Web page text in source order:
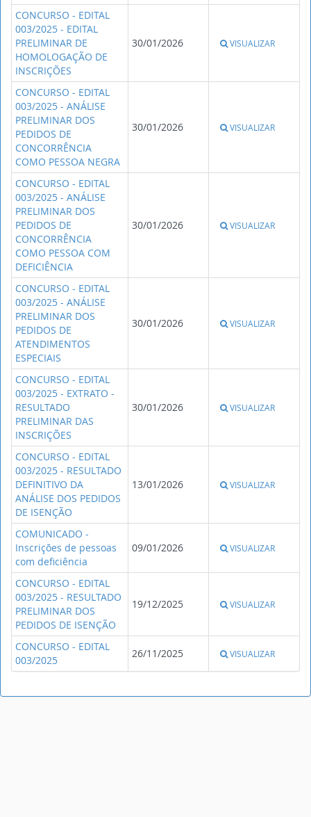
CONCURSO - EDITAL
003/2025 - EDITAL
PRELIMINAR DE
HOMOLOGAÇÃO DE
INSCRIÇÕES
30/01/2026 VISUALIZAR
CONCURSO - EDITAL
003/2025 - ANÁLISE
PRELIMINAR DOS
PEDIDOS DE
CONCORRÊNCIA
COMO PESSOA NEGRA
30/01/2026 VISUALIZAR
CONCURSO - EDITAL
003/2025 - ANÁLISE
PRELIMINAR DOS
PEDIDOS DE
CONCORRÊNCIA
COMO PESSOA COM
DEFICIÊNCIA
30/01/2026 VISUALIZAR
CONCURSO - EDITAL
003/2025 - ANÁLISE
PRELIMINAR DOS
PEDIDOS DE
ATENDIMENTOS
ESPECIAIS
30/01/2026 VISUALIZAR
CONCURSO - EDITAL
003/2025 - EXTRATO -
RESULTADO
PRELIMINAR DAS
INSCRIÇÕES
30/01/2026 VISUALIZAR
CONCURSO - EDITAL
003/2025 - RESULTADO
DEFINITIVO DA
ANÁLISE DOS PEDIDOS
DE ISENÇÃO
13/01/2026 VISUALIZAR
COMUNICADO -
Inscrições de pessoas
com deficiência
09/01/2026 VISUALIZAR
CONCURSO - EDITAL
003/2025 - RESULTADO
PRELIMINAR DOS
PEDIDOS DE ISENÇÃO
19/12/2025 VISUALIZAR
CONCURSO - EDITAL
003/2025
26/11/2025 VISUALIZAR